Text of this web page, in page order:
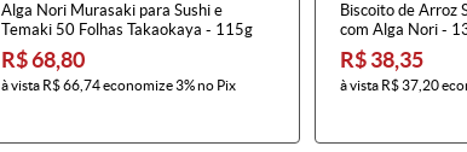
Alga Nori Murasaki para Sushi e
Temaki 50 Folhas Takaokaya - 115g
R$ 68,80
à vista R$ 66,74economize3%no Pix
Biscoito de Arroz
com Alga Nori -
R$ 38,35
à vista R$ 37,20